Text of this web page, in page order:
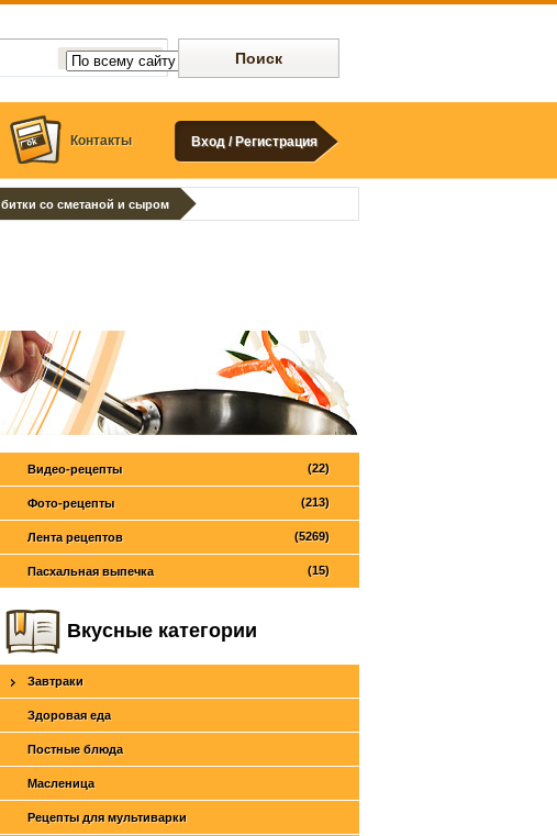
Контакты Вход / Регистрация
со сметаной и сыром
(22)
Видео-рецепты
(213)
Фото-рецепты
(5269)
Лента рецептов
(15)
Пасхальная выпечка
Вкусные категории
Завтраки
Здоровая еда
Постные блюда
Масленица
Рецепты для мультиварки